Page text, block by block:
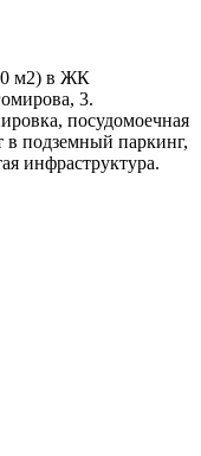
м2) в ЖК
3.
посудомоечная
подземный паркинг,
инфраструктура.